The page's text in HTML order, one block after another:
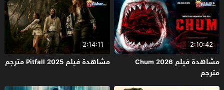
2:10:42
مشاهدة فيلم Chum 2026
مترجم
2:14:11
مشاهدة فيلم Pitfall 2025 مترجم